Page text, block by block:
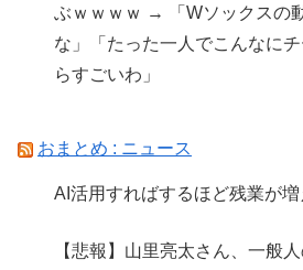
ぶｗｗｗｗ → 「Wソックスの
な」「たった一人でこんなに
らすごいわ」
おまとめ : ニュース
AI活用すればするほど残業が
【悲報】山里亮太さん、一般